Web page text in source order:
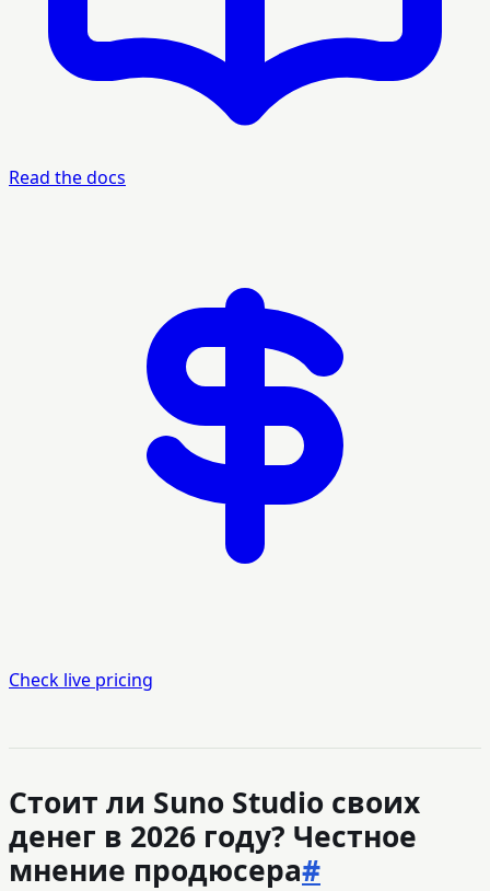
Read the docs
Check live pricing
Стоит ли Suno Studio своих
денег в 2026 году? Честное
мнение продюсера#